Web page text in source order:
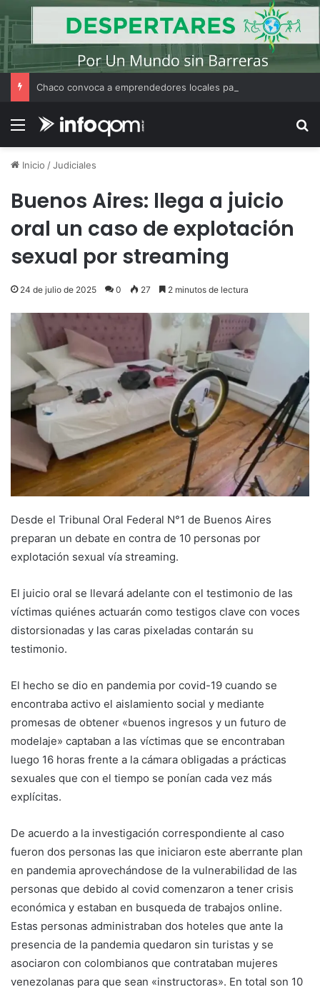
Menú
Inicio /Judiciales
Buenos Aires: llega a juicio
oral un caso de explotación
sexual por streaming
24 de julio de 2025 0 27 2 minutos de lectura
Desde el Tribunal Oral Federal N°1 de Buenos Aires
preparan un debate en contra de 10 personas por
explotación sexual vía streaming.
El juicio oral se llevará adelante con el testimonio de las
víctimas quiénes actuarán como testigos clave con voces
distorsionadas y las caras pixeladas contarán su
testimonio.
El hecho se dio en pandemia por covid-19 cuando se
encontraba activo el aislamiento social y mediante
promesas de obtener «buenos ingresos y un futuro de
modelaje» captaban a las víctimas que se encontraban
luego 16 horas frente a la cámara obligadas a prácticas
sexuales que con el tiempo se ponían cada vez más
explícitas.
De acuerdo a la investigación correspondiente al caso
fueron dos personas las que iniciaron este aberrante plan
en pandemia aprovechándose de la vulnerabilidad de las
personas que debido al covid comenzaron a tener crisis
económica y estaban en busqueda de trabajos online.
Estas personas administraban dos hoteles que ante la
presencia de la pandemia quedaron sin turistas y se
asociaron con colombianos que contrataban mujeres
venezolanas para que sean «instructoras». En total son 10